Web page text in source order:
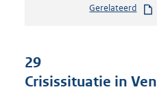
Gerelateerd
29
Crisissituatie in